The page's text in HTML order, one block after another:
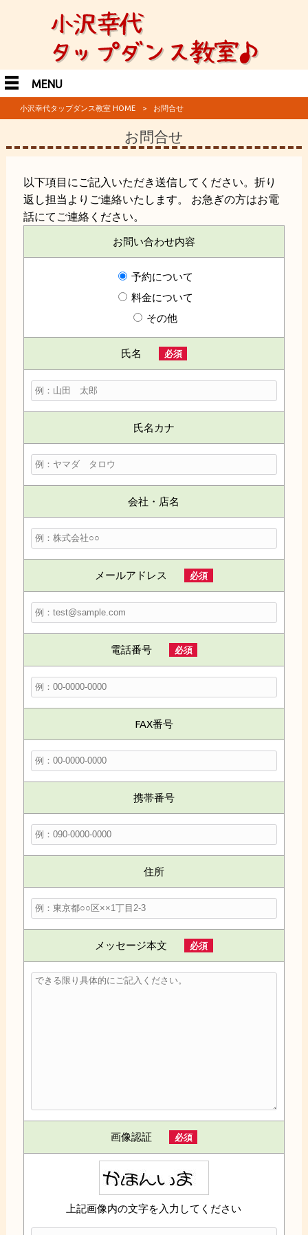
MENU
小沢幸代タップダンス教室 HOME > お問合せ
お問合せ
以下項目にご記入いただき送信してください。折り
返し担当よりご連絡いたします。 お急ぎの方はお電
話にてご連絡ください。
お問い合わせ内容
予約について
料金について
その他
氏名 必須
氏名カナ
会社・店名
メールアドレス 必須
電話番号 必須
FAX番号
携帯番号
住所
メッセージ本文 必須
画像認証 必須
上記画像内の文字を入力してください